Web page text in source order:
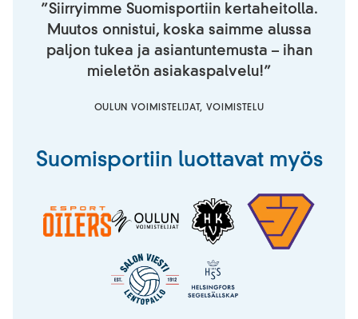
k
k
”Siirryimme Suomisportiin kertaheitolla.
Muutos onnistui, koska saimme alussa
paljon tukea ja asiantuntemusta – ihan
mieletön asiakaspalvelu!”
OULUN VOIMISTELIJAT, VOIMISTELU
Suomisportiin luottavat myös